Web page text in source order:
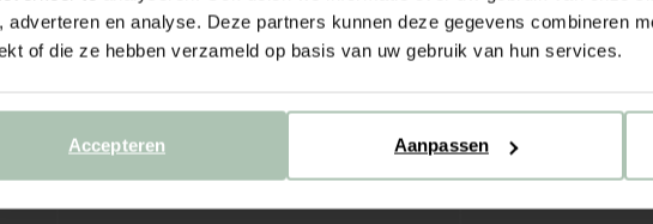
adverteren en analyse. Deze partners kunnen deze gegevens combineren
of die ze hebben verzameld op basis van uw gebruik van hun services.
Aanpassen
Accepteren